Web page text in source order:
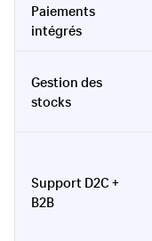
Paiements
intégrés
Gestion des
stocks
Support D2C +
B2B